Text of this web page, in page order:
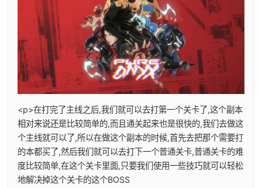
<p>在打完了主线之后,我们就可以去打第一个关卡了,这个副本
相对来说还是比较简单的,而且通关起来也是很快的,我们去做这
个主线就可以了,所以在做这个副本的时候,首先去把那个需要打
的本都买了,然后我们就可以去打下一个普通关卡,普通关卡的难
度比较简单,在这个关卡里面,只要我们使用一些技巧就可以轻松
地解决掉这个关卡的这个BOSS